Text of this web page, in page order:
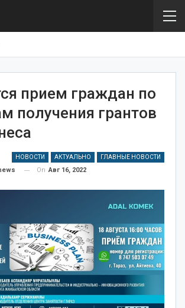
прием граждан по
получения грантов
НОВОСТИ АКТУАЛЬНО ГЛАВНЫЕ НОВОСТИ
On Авг 16, 2022